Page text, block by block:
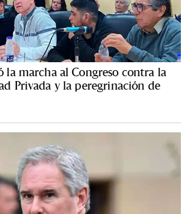
la marcha al Congreso contra la
Privada y la peregrinación de